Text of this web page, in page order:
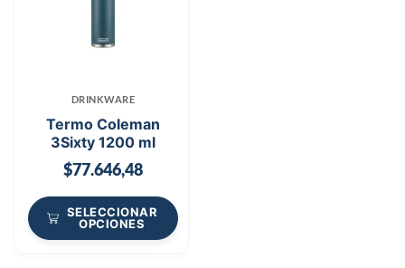
DRINKWARE
Termo Coleman
3Sixty 1200 ml
$77.646,48
SELECCIONAR
OPCIONES